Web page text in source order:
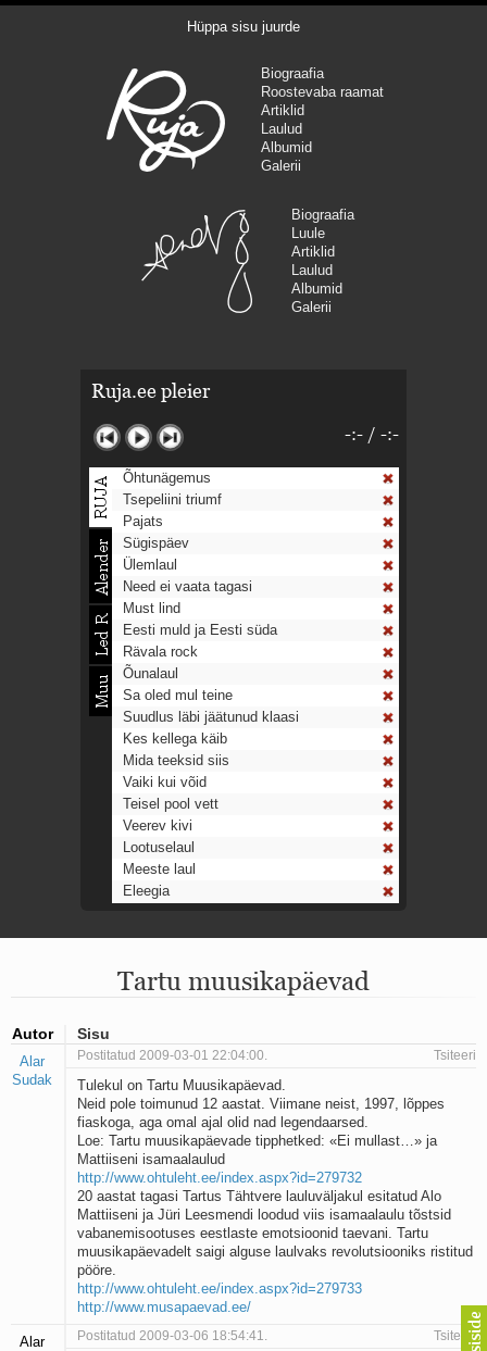
Hüppa sisu juurde
Biograafia
Roostevaba raamat
Artiklid
Laulud
Albumid
Galerii
Biograafia
Luule
Artiklid
Laulud
Albumid
Galerii
Ruja.ee pleier
-:- / -:-
Õhtunägemus
Tsepeliini triumf
Pajats
Sügispäev
Ülemlaul
Need ei vaata tagasi
Must lind
Eesti muld ja Eesti süda
Rävala rock
Õunalaul
Sa oled mul teine
Suudlus läbi jäätunud klaasi
Kes kellega käib
Mida teeksid siis
Vaiki kui võid
Teisel pool vett
Veerev kivi
Lootuselaul
Meeste laul
Eleegia
Ahtumine
Mu isamaa on minu arm
Aeg
Oota mind
Ih-ih-hii ja ah-ah-haa
Päikeselapsed
Laul võimalusest
Luigelaul
Nii vaikseks kõik on jäänud
Mis saab sellest loomusevalust
Ei mullast
Avanemine
Üleminek
Laul teost
Põhi, lõuna, ida, lääs
Tartu muusikapäevad
Autor Sisu
Alar
Sudak
Postitatud 2009-03-01 22:04:00. Tsiteeri
Tulekul on Tartu Muusikapäevad.
Neid pole toimunud 12 aastat. Viimane neist, 1997, lõppes
fiaskoga, aga omal ajal olid nad legendaarsed.
Loe: Tartu muusikapäevade tipphetked: «Ei mullast…» ja
Mattiiseni isamaalaulud
http://www.ohtuleht.ee/index.aspx?id=279732
20 aastat tagasi Tartus Tähtvere lauluväljakul esitatud Alo
Mattiiseni ja Jüri Leesmendi loodud viis isamaalaulu tõstsid
vabanemisootuses eestlaste emotsioonid taevani. Tartu
muusikapäevadelt saigi alguse laulvaks revolutsiooniks ristitud
pööre.
http://www.ohtuleht.ee/index.aspx?id=279733
http://www.musapaevad.ee/
Alar
Postitatud 2009-03-06 18:54:41. Tsiteeri